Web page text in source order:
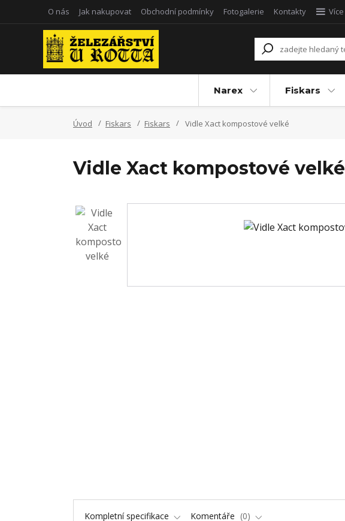
O nás Jak nakupovat Obchodní podmínky Fotogalerie Kontakty Více
Narex Fiskars
Úvod Fiskars Fiskars Vidle Xact kompostové velké
Vidle Xact kompostové velké
Kompletní specifikace Komentáře 0